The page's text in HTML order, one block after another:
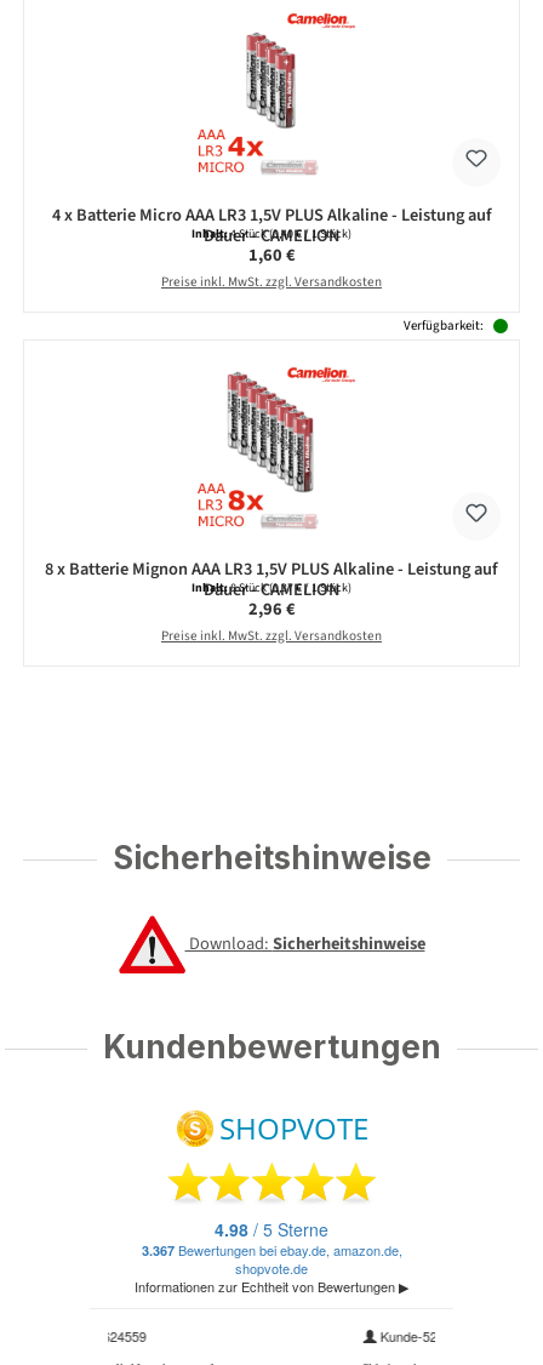
4 x Batterie Micro AAA LR3 1,5V PLUS Alkaline - Leistung auf
Dauer - CAMELION
Inhalt:4 Stück(0,40 € / 1 Stück)
Regulärer Preis:
1,60 €
Preise inkl. MwSt. zzgl. Versandkosten
Verfügbarkeit:
8 x Batterie Mignon AAA LR3 1,5V PLUS Alkaline - Leistung auf
Dauer - CAMELION
Inhalt:8 Stück(0,37 € / 1 Stück)
Regulärer Preis:
2,96 €
Preise inkl. MwSt. zzgl. Versandkosten
Sicherheitshinweise
Download:Sicherheitshinweise
Kundenbewertungen